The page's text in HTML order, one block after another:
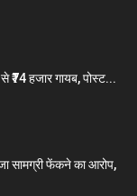
₹74 हजार गायब, पोस्ट...
सामग्री फेंकने का आरोप,